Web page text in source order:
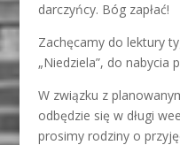
darczyńcy. Bóg zapłać!
Zachęcamy do lektury
„Niedziela”, do nabycia
W związku z
odbędzie się w długi
prosimy rodziny o